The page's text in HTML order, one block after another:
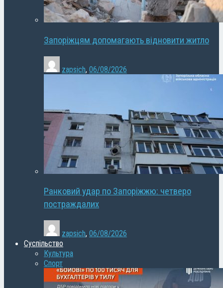
Запоріжцям допомагають відновити житло
zapsich, 06/08/2026
Ранковий удар по Запоріжжю: четверо
постраждалих
zapsich, 06/08/2026
Суспільство
Культура
Спорт